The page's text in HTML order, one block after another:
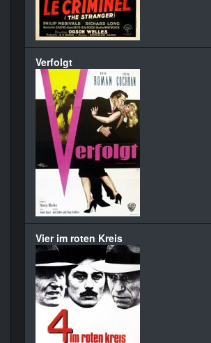
Verfolgt
Vier im roten Kreis